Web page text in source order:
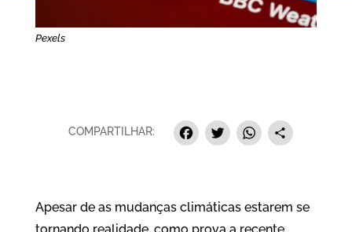
Pexels
COMPARTILHAR: Facebook
Twitter
Apesar de as mudanças climáticas estarem se